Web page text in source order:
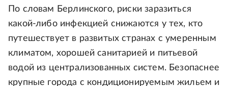
По словам Берлинского, риски заразиться
какой-либо инфекцией снижаются у тех, кто
путешествует в развитых странах с умеренным
климатом, хорошей санитарией и питьевой
водой из централизованных систем. Безопаснее
крупные города с кондиционируемым жильем и